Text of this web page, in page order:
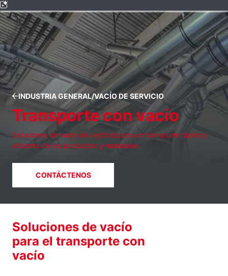
INDUSTRIA GENERAL/VACÍO DE SERVICIO
Transporte con vacío
Soluciones de vacío de Leybold para un transporte rápido y
eficiente de los productos y materiales
CONTÁCTENOS
Soluciones de vacío
para el transporte con
vacío